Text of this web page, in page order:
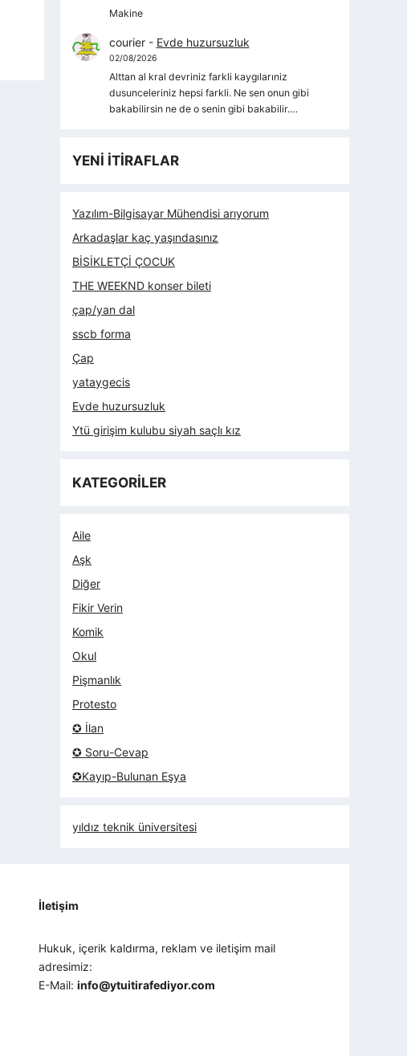
Makine
courier- Evde huzursuzluk
02/08/2026
Alttan al kral devriniz farkli kaygılarıniz
dusunceleriniz hepsi farkli. Ne sen onun gibi
bakabilirsin ne de o senin gibi bakabilir.…
YENİ İTİRAFLAR
Yazılım-Bilgisayar Mühendisi arıyorum
Arkadaşlar kaç yaşındasınız
BİSİKLETÇİ ÇOCUK
THE WEEKND konser bileti
çap/yan dal
sscb forma
Çap
yataygecis
Evde huzursuzluk
Ytü girişim kulubu siyah saçlı kız
KATEGORİLER
Aile
Aşk
Diğer
Fikir Verin
Komik
Okul
Pişmanlık
Protesto
✪ İlan
✪ Soru-Cevap
✪Kayıp-Bulunan Eşya
yıldız teknik üniversitesi
İletişim
Hukuk, içerik kaldırma, reklam ve iletişim mail
adresimiz:
E-Mail:info@ytuitirafediyor.com